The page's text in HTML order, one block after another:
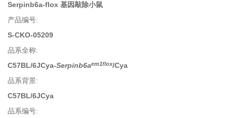
Serpinb6a-flox 基因敲除小鼠
产品编号:
S-CKO-05209
品系全称:
C57BL/6JCya-Serpinb6aem1flox/Cya
品系背景:
C57BL/6JCya
品系编号: